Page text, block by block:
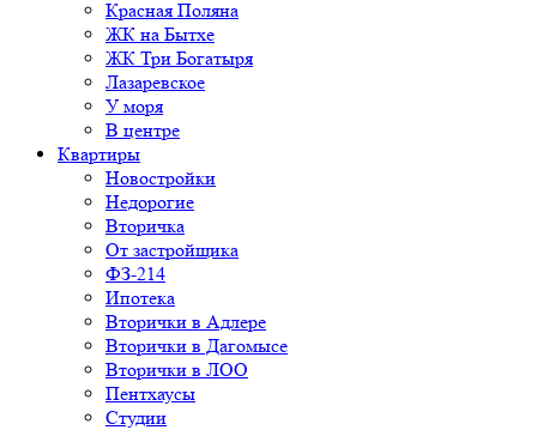
Красная Поляна
ЖК на Бытхе
ЖК Три Богатыря
Лазаревское
У моря
В центре
Квартиры
Новостройки
Недорогие
Вторичка
От застройщика
ФЗ-214
Ипотека
Вторички в Адлере
Вторички в Дагомысе
Вторички в ЛОО
Пентхаусы
Студии